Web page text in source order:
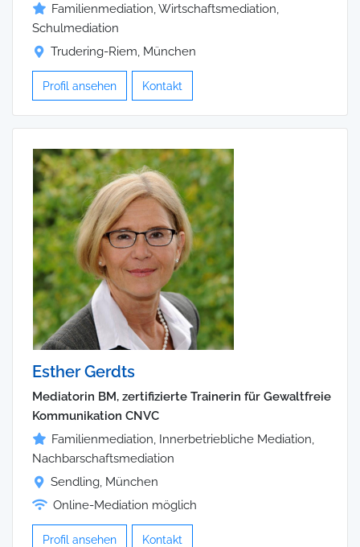
Familienmediation, Wirtschaftsmediation,
Schulmediation
Trudering-Riem, München
Profil ansehen Kontakt
Esther Gerdts
Mediatorin BM, zertifizierte Trainerin für Gewaltfreie
Kommunikation CNVC
Familienmediation, Innerbetriebliche Mediation,
Nachbarschaftsmediation
Sendling, München
Online-Mediation möglich
Profil ansehen Kontakt